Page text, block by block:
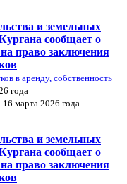
и земельных
сообщает о
право заключения
в аренду, собственность
года
марта 2026 года
и земельных
сообщает о
право заключения